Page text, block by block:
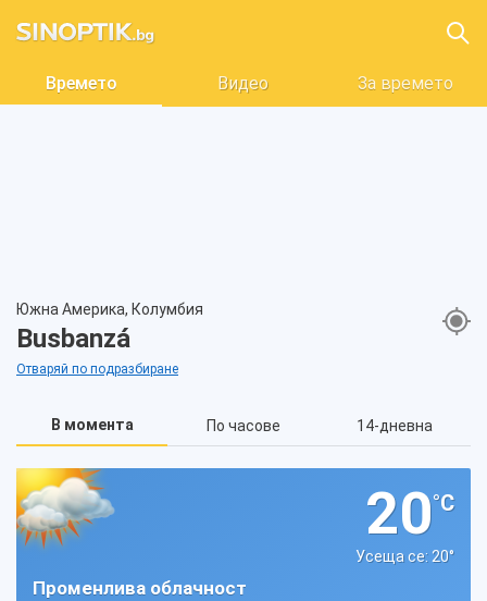
Времето Видео За времето
Южна Америка, Колумбия
Busbanzá
Отваряй по подразбиране
В момента По часове 14-дневна
20°C
Усеща се: 20°
Променлива облачност